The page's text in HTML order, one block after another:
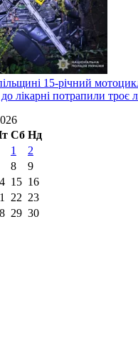
15-річний
лікарні потрапили троє
Сб Нд
1
2
8
9
15 16
22 23
29 30